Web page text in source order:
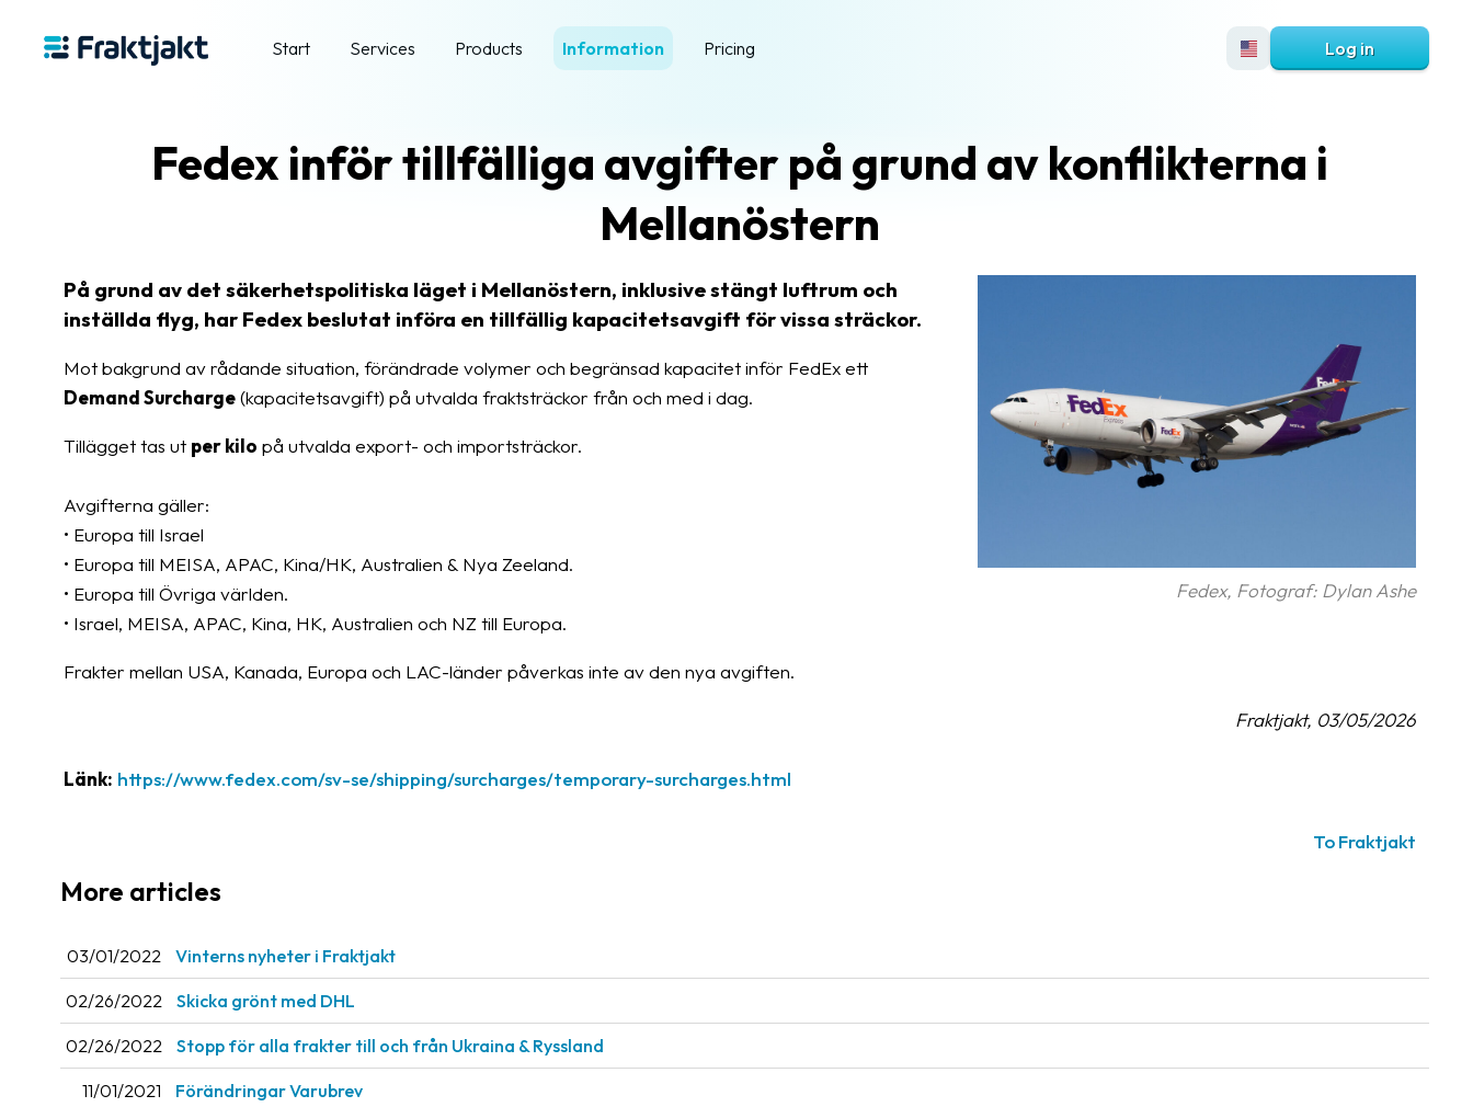
Start Services Products Information Pricing Log in
Fedex inför tillfälliga avgifter på grund av konflikterna i
Mellanöstern
Fedex, Fotograf: Dylan Ashe
På grund av det säkerhetspolitiska läget i Mellanöstern, inklusive stängt luftrum och
inställda flyg, har Fedex beslutat införa en tillfällig kapacitetsavgift för vissa sträckor.
Mot bakgrund av rådande situation, förändrade volymer och begränsad kapacitet inför FedEx ett
Demand Surcharge(kapacitetsavgift) på utvalda fraktsträckor från och med i dag.
Tillägget tas ut per kilo på utvalda export- och importsträckor.
Avgifterna gäller:
• Europa till Israel
• Europa till MEISA, APAC, Kina/HK, Australien & Nya Zeeland.
• Europa till Övriga världen.
• Israel, MEISA, APAC, Kina, HK, Australien och NZ till Europa.
Frakter mellan USA, Kanada, Europa och LAC-länder påverkas inte av den nya avgiften.
Fraktjakt, 03/05/2026
Länk: https://www.fedex.com/sv-se/shipping/surcharges/temporary-surcharges.html
To Fraktjakt
More articles
03/01/2022 Vinterns nyheter i Fraktjakt
02/26/2022 Skicka grönt med DHL
02/26/2022 Stopp för alla frakter till och från Ukraina & Ryssland
11/01/2021 Förändringar Varubrev